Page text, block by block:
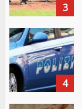
3
4